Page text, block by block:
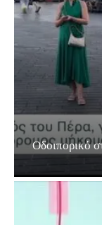
Οδοιπορικό